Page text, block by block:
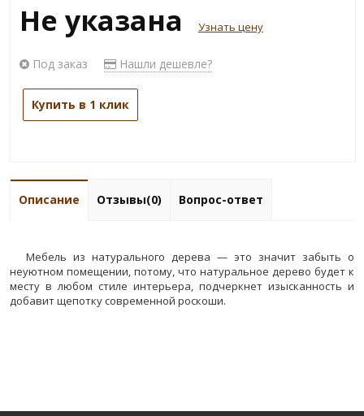
Не указана Узнать цену
Под заказ Нашли дешевле?
Купить в 1 клик
Описание Отзывы(0) Вопрос-ответ
Мебель из натурального дерева — это значит забыть о
неуютном помещении, потому, что натуральное дерево будет к
месту в любом стиле интерьера, подчеркнет изысканность и
добавит щепотку современной роскоши.